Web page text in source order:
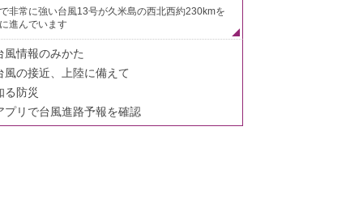
非常に強い台風13号が久米島の西北西約230kmを
進んでいます
風情報のみかた
風の接近、上陸に備えて
る防災
プリで台風進路予報を確認